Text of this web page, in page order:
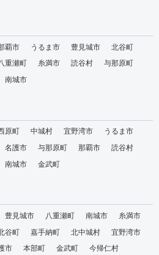
覇市 うるま市 豊見城市
北谷町
重瀬町 糸満市 読谷村
与那原町
南城市
原町 中城村 宜野湾市
うるま市
名護市 与那原町 那覇市
読谷村
南城市 金武町
豊見城市 八重瀬町 南城市
糸満市
谷町 嘉手納町 北中城村
宜野湾市
市 本部町 金武町
今帰仁村